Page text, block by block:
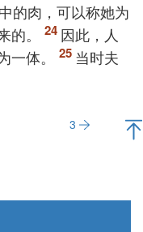
的肉，可以称她为
。
因此，人
体。
当时夫
3